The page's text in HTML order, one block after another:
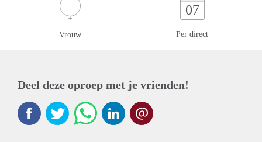
Vrouw
07
Per direct
Deel deze oproep met je vrienden!